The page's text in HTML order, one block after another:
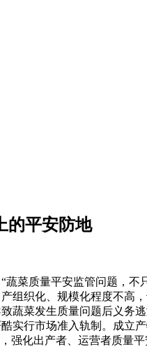
的平安防地
质量平安监管问题，不
组织化、规模化程度不高
蔬菜发生质量问题后义务
实行市场准入轨制。成立
强化出产者、运营者质量